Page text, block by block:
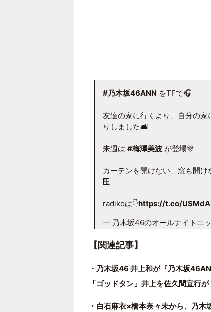
#乃木坂46ANN をTFで🎧
友達の家に行くより、自分の
りしました🛋️
来週は #梅澤美波 が登場🎊
カーテンを開けない、窓も開
🪟
radikoは👇https://t.co/
— 乃木坂46のオールナイトニ
【関連記事】
・乃木坂46 井上和が『乃木坂
「ゴッドタン」井上を佐久間宣行
・白石麻衣×橋本奈々未から、乃